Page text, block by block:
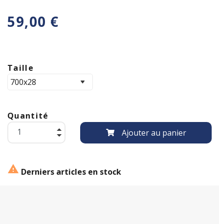
59,00 €
Taille
Quantité
Ajouter au panier
 Derniers articles en stock